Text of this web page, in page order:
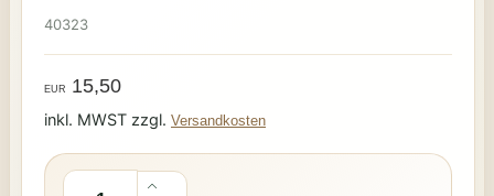
40323
EUR 15,50
inkl. MWST zzgl. Versandkosten